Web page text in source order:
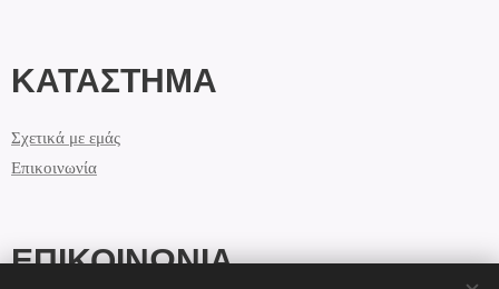
ΚΑΤΑΣΤΗΜΑ
Σχετικά με εμάς
Επικοινωνία
ΕΠΙΚΟΙΝΩΝΙΑ